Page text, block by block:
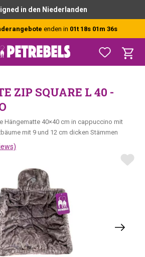
in den Niederlanden
enden in 01t 18s 01m 36s
ZIP SQUARE L 40 -
Hängematte 40×40 cm in cappuccino mit
mit 9 und 12 cm dicken Stämmen